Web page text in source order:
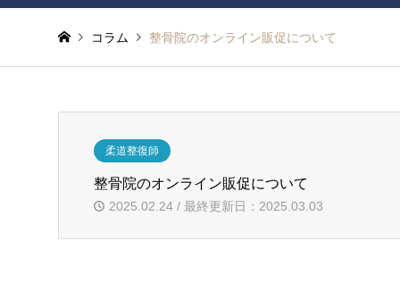
コラム 整骨院のオンライン販促について
柔道整復師
整骨院のオンライン販促について
2025.02.24 / 最終更新日：2025.03.03